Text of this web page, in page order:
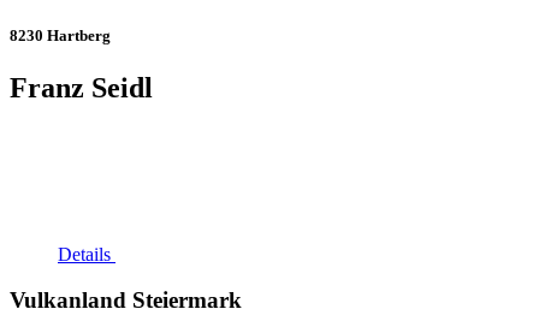
8230 Hartberg
Franz Seidl
Details
Vulkanland Steiermark